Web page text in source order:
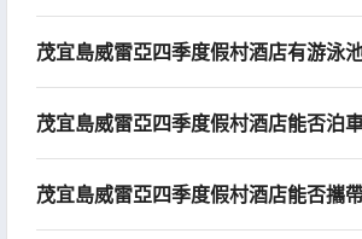
茂宜島威雷亞四季度假村酒店有游泳
茂宜島威雷亞四季度假村酒店能否泊
茂宜島威雷亞四季度假村酒店能否攜